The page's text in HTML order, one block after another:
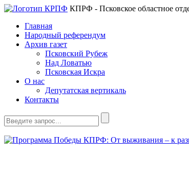
КПРФ - Псковское областное
Главная
Народный референдум
Архив газет
Псковский Рубеж
Над Ловатью
Псковская Искра
О нас
Депутатская вертикаль
Контакты